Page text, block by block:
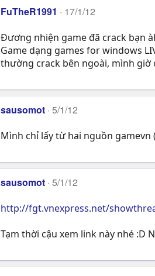
FuTheR1991 17/1/12
Đương nhiện game đã crack bạn
Game dạng games for windows
thường crack bên ngoài, mình giờ
sausomot 5/1/12
Mình chỉ lấy từ hai nguồn
sausomot 5/1/12
http://fgt.vnexpress.net/
Tạm thời cậu xem link này nhé :D